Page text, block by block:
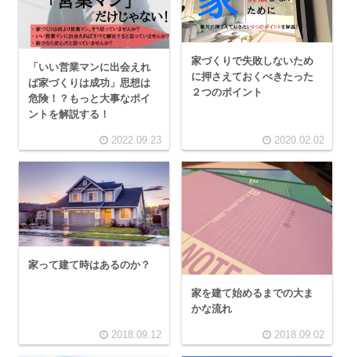
「いい営業マンに出会えれ
ば家づくりは成功」思想は
危険！？もっと大事なポイ
ントを解説する！
2022.09.23
家づくりで失敗しないため
に押さえておくべきたった
２つのポイント
2020.02.02
家って建て時はあるのか？
2018.09.12
家を建て始めるまでの大ま
かな流れ
2018.09.02